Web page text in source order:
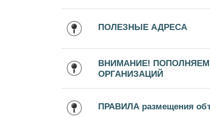
ПОЛЕЗНЫЕ АДРЕСА
ВНИМАНИЕ!
ОРГАНИЗАЦИЙ
ПРАВИЛА размещения